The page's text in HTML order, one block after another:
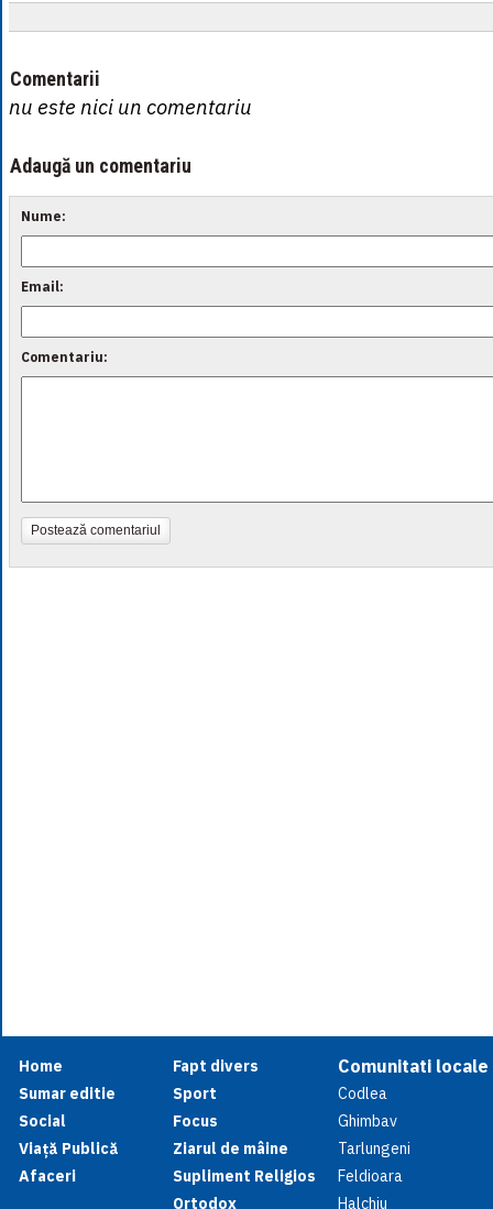
Comentarii
nu este nici un comentariu
Adaugă un comentariu
Nume:
Email:
Comentariu:
Postează comentariul
Home
Sumar editie
Social
Viață Publică
Afaceri
Fapt divers
Sport
Focus
Ziarul de mâine
Supliment Religios
Ortodox
Comunitati locale
Codlea
Ghimbav
Tarlungeni
Feldioara
Halchiu